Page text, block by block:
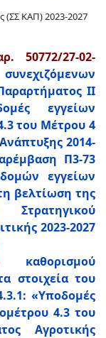
(ΣΣ ΚΑΠ) 2023-2027
50772/27-02-
ΙΙ
εγγείων
του Μέτρου 4
2014-
Π3-73
εγγείων
βελτίωση της
Στρατηγικού
2023-2027
στοιχεία του
«Υποδομές
4.3 του
Αγροτικής